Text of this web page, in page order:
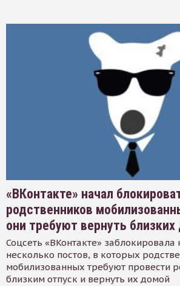
«ВКонтакте» начал
родственников
они требуют вернуть
Соцсеть «ВКонтакте»
несколько постов, в которых
мобилизованных требуют провести
близким отпуск и вернуть их домой